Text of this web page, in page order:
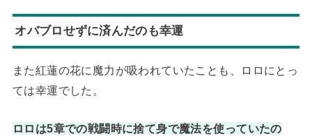
オバブロせずに済んだのも幸運
また紅蓮の花に魔力が吸われていたことも、ロロにとっ
ては幸運でした。
ロロは5章での戦闘時に捨て身で魔法を使っていたの